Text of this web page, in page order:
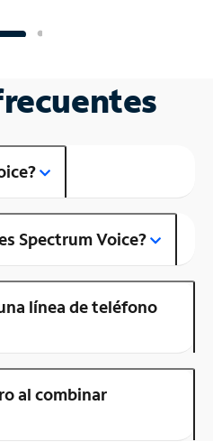
Spectrum Voice?
línea de teléfono
al combinar